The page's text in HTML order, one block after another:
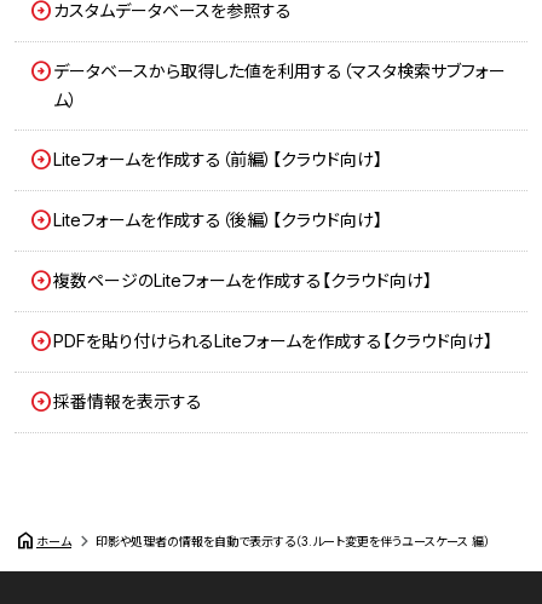
カスタムデータベースを参照する
データベースから取得した値を利用する（マスタ検索サブフォー
ム）
Liteフォームを作成する（前編）【クラウド向け】
Liteフォームを作成する（後編）【クラウド向け】
複数ページのLiteフォームを作成する【クラウド向け】
PDFを貼り付けられるLiteフォームを作成する【クラウド向け】
採番情報を表示する
home ホーム 印影や処理者の情報を自動で表示する（3.ルート変更を伴うユースケース 編）